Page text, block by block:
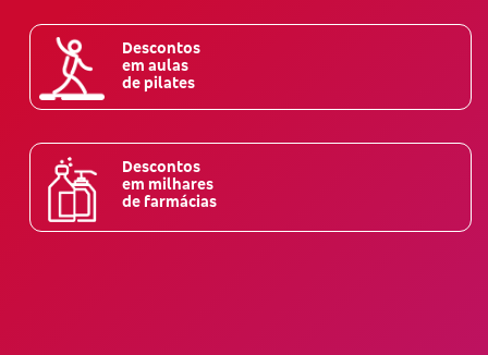
Descontos
em aulas
de pilates
Descontos
em milhares
de farmácias